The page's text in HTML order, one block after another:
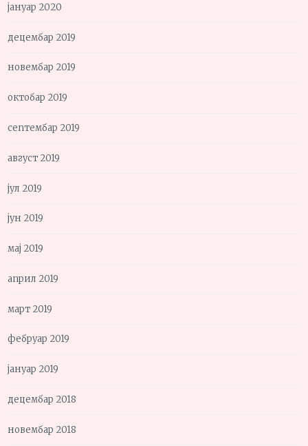
јануар 2020
децембар 2019
новембар 2019
октобар 2019
септембар 2019
август 2019
јул 2019
јун 2019
мај 2019
април 2019
март 2019
фебруар 2019
јануар 2019
децембар 2018
новембар 2018